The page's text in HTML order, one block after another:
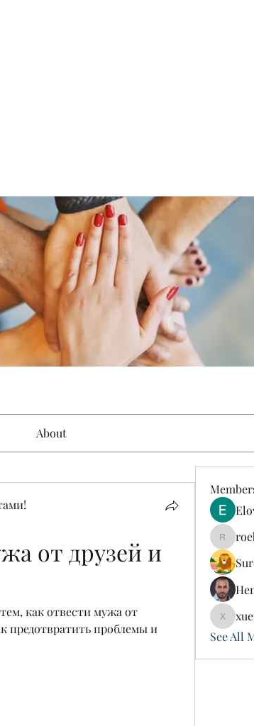
About
от друзей и
как отвести мужа от
предотвратить проблемы и
See All